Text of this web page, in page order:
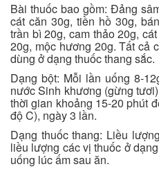
Bài thuốc bao gồm: Đảng
cát căn 30g, tiền hồ 30g,
trần bì 20g, cam thảo 20g,
20g, mộc hương 20g. Tất cả
dùng ở dạng thuốc thang sắc.
Dạng bột: Mỗi lần uống 8-
nước Sinh khương (gừng
thời gian khoảng 15-20 phút
độ C), ngày 3 lần.
Dạng thuốc thang: Liều
liều lượng các vị thuốc ở
uống lúc ấm sau ăn.